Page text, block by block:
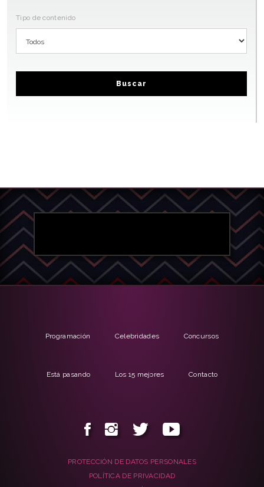
Tipo de contenido
Buscar
Programación Celebridades Concursos
Está pasando Los 15 mejores Contacto
PROTECCIÓN DE DATOS PERSONALES
POLÍTICA DE PRIVACIDAD